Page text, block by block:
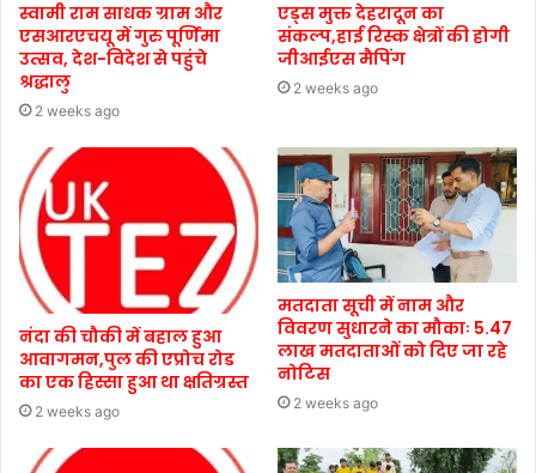
स्वामी राम साधक ग्राम और
एसआरएचयू में गुरु पूर्णिमा
उत्सव, देश-विदेश से पहुंचे
श्रद्धालु
2 weeks ago
एड्स मुक्त देहरादून का
संकल्प,हाई रिस्क क्षेत्रों की होगी
जीआईएस मैपिंग
2 weeks ago
नंदा की चौकी में बहाल हुआ
आवागमन,पुल की एप्रोच रोड
का एक हिस्सा हुआ था क्षतिग्रस्त
2 weeks ago
मतदाता सूची में नाम और
विवरण सुधारने का मौकाः 5.47
लाख मतदाताओं को दिए जा रहे
नोटिस
2 weeks ago